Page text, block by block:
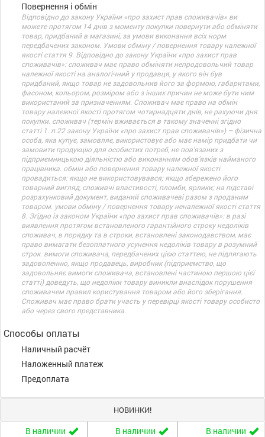
Повернення і обмін
Відповідно до закону України «про захист прав споживачів» ви
можете протягом 14 днів з моменту покупки повернути або обміняти
товар, придбаний в магазині, за умови виконання всіх норм
передбачених законом. Умови обміну / повернення товару належної
якості стаття 9. Відповідно до закону України «про захист прав
споживачів»: споживач має право обміняти непродовольчий товар
належної якості на аналогічний у продавця, у якого він був
придбаний, якщо товар не задовольнив його за формою, габаритами,
фасоном, кольором, розміром або з інших причин не може бути ним
використаний за призначенням. Споживач має право на обмін
товару належної якості протягом чотирнадцяти днів, не рахуючи дня
покупки. споживач (термін вживається в такому значенні згідно
статті 1. п.22 закону України «про захист прав споживачів») – фізична
особа, яка купує, замовляє, використовує або має намір придбати чи
замовити продукцію для особистих потреб, не пов’язаних з
підприємницькою діяльністю або виконанням обов’язків найманого
працівника. обмін або повернення товару належної якості
провадиться: якщо не використовувався; якщо збережено його
товарний вигляд, споживчі властивості, пломби, ярлики; на підставі
розрахунковий документ, виданий споживачеві разом з проданим
товаром. умови обміну / повернення товару неналежної якості стаття
8. Згідно із законом України «про захист прав споживачів»: в разі
виявлення протягом встановленого гарантійного строку недоліків
споживач, в порядку та в строки, встановлені законодавством, має
право вимагати безоплатного усунення недоліків товару в розумний
строк. вимоги споживача, передбачених цією статтею, не підлягають
задоволенню, якщо продавець, виробник (підприємство, що
задовольняє вимоги споживача, встановлені частиною першою цієї
статті) доведуть, що недоліки товару виникли внаслідок порушення
споживачем правил користування товаром або його зберігання.
Споживач має право брати участь у перевірці якості товару особисто
або через свого представника.
Способы оплаты
Наличный расчёт
Наложенный платеж
Предоплата
НОВИНКИ!
В наличии В наличии В наличии